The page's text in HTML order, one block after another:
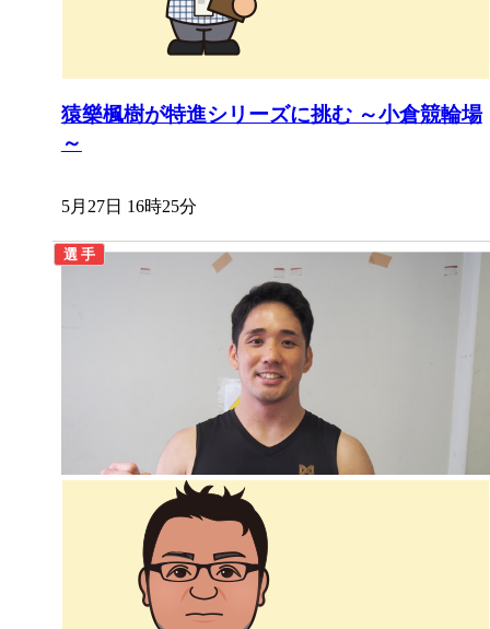
猿樂楓樹が特進シリーズに挑む ～小倉競輪場
～
5月27日 16時25分